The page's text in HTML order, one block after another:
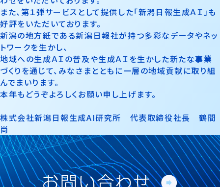
また、第１弾サービスとして提供した「新潟日報生成ＡＩ」も
好評をいただいております。
新潟の地方紙である新潟日報社が持つ多彩なデータやネッ
トワークを生かし、
地域への生成ＡＩの普及や生成ＡＩを生かした新たな事業
づくりを通じて、みなさまとともに一層の地域貢献に取り組
んでまいります。
本年もどうぞよろしくお願い申し上げます。
株式会社新潟日報生成AI研究所 代表取締役社長 鶴間
尚